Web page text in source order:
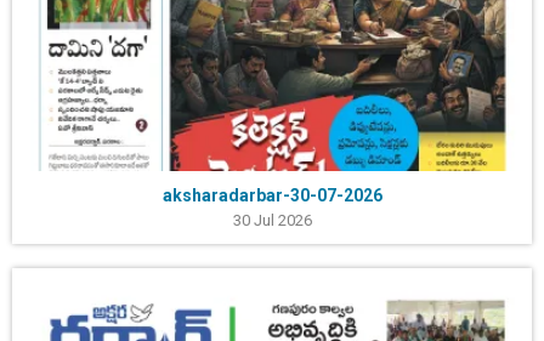
aksharadarbar-30-07-2026
30 Jul 2026